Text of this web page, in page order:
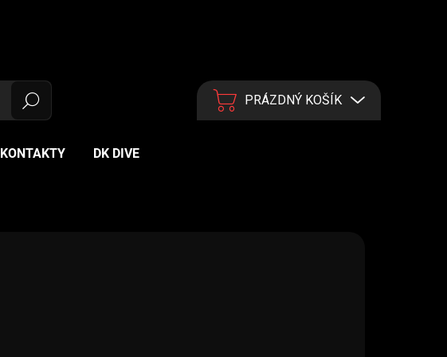
Hledat NÁKUPNÍ KOŠÍK
PRÁZDNÝ KOŠÍK
KONTAKTY DK DIVE